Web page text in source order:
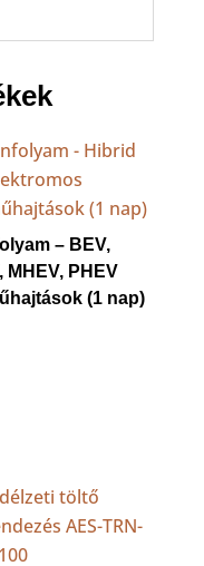
– BEV,
MHEV, PHEV
(1 nap)